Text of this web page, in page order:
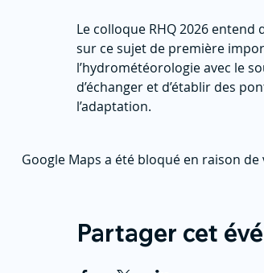
Le colloque RHQ 2026
sur ce sujet de première
l’hydrométéorologie avec le
d’échanger et d’établir des
l’adaptation.
Google Maps a été bloqué en raison
Partager cet